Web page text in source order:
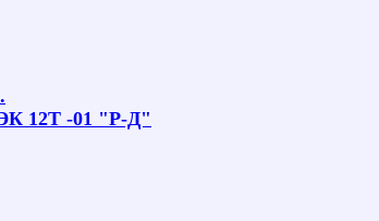
ЭК 12Т -01 "Р-Д"